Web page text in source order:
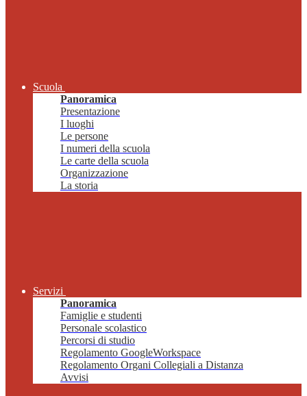
Scuola
Panoramica
Presentazione
I luoghi
Le persone
I numeri della scuola
Le carte della scuola
Organizzazione
La storia
Servizi
Panoramica
Famiglie e studenti
Personale scolastico
Percorsi di studio
Regolamento GoogleWorkspace
Regolamento Organi Collegiali a Distanza
Avvisi